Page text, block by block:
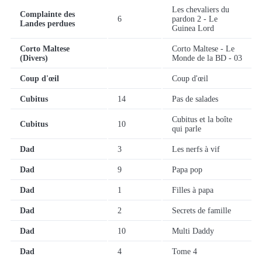
Complainte des
Landes perdues
6
Les chevaliers du
pardon 2 - Le
Guinea Lord
Corto Maltese
(Divers)
Corto Maltese - Le
Monde de la BD - 03
Coup d'œil Coup d'œil
Cubitus 14 Pas de salades
Cubitus 10
Cubitus et la boîte
qui parle
Dad 3 Les nerfs à vif
Dad 9 Papa pop
Dad 1 Filles à papa
Dad 2 Secrets de famille
Dad 10 Multi Daddy
Dad 4 Tome 4